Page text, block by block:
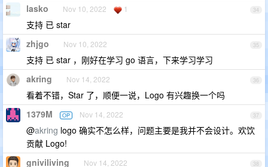
34
lasko Nov 10, 2022 1
支持 已 star
35
zhjgo Nov 10, 2022
支持 已 star ，刚好在学习 go 语言，下来学习学习
36
akring Nov 14, 2022
看着不错，Star 了，顺便一说，Logo 有兴趣换一个吗
37
1379M OP Nov 14, 2022
@akring logo 确实不怎么样，问题主要是我并不会设计。欢饮
贡献 Logo!
38
gniviliving Nov 14, 2022